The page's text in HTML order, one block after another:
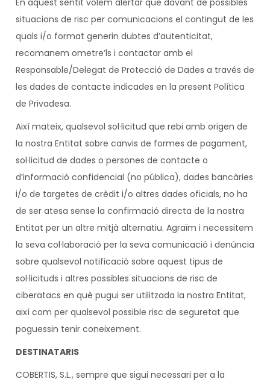
En aquest sentit volem alertar que davant de possibles
situacions de risc per comunicacions el contingut de les
quals i/o format generin dubtes d’autenticitat,
recomanem ometre’ls i contactar amb el
Responsable/Delegat de Protecció de Dades a través de
les dades de contacte indicades en la present Política
de Privadesa.
Així mateix, qualsevol sol·licitud que rebi amb origen de
la nostra Entitat sobre canvis de formes de pagament,
sol·licitud de dades o persones de contacte o
d’informació confidencial (no pública), dades bancàries
i/o de targetes de crèdit i/o altres dades oficials, no ha
de ser atesa sense la confirmació directa de la nostra
Entitat per un altre mitjà alternatiu. Agraïm i necessitem
la seva col·laboració per la seva comunicació i denúncia
sobre qualsevol notificació sobre aquest tipus de
sol·licituds i altres possibles situacions de risc de
ciberatacs en què pugui ser utilitzada la nostra Entitat,
així com per qualsevol possible risc de seguretat que
poguessin tenir coneixement.
DESTINATARIS
COBERTIS, S.L., sempre que sigui necessari per a la